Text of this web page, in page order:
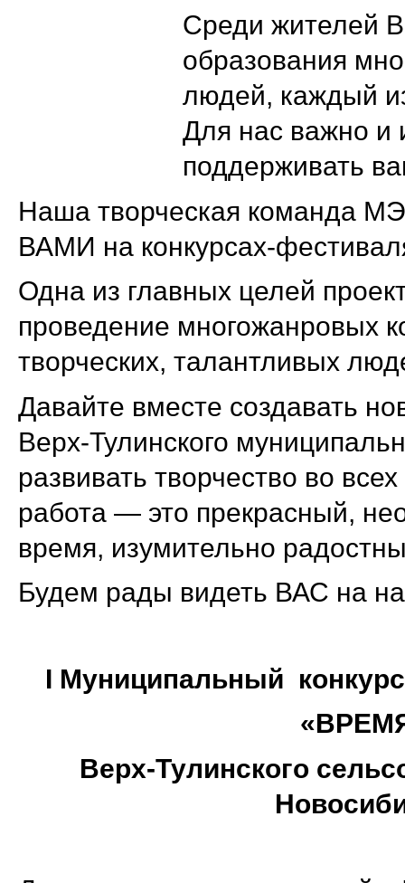
Среди жителей
образования
людей, каждый
Для нас важно и
поддерживать
Наша творческая команда
ВАМИ на конкурсах-
Одна из главных целей
проведение многожанровых
творческих, талантливых
Давайте вместе создавать
Верх-Тулинского
развивать творчество во
работа — это прекрасный,
время, изумительно
Будем рады видеть ВАС на
I Муниципальный
Верх-Тулинского